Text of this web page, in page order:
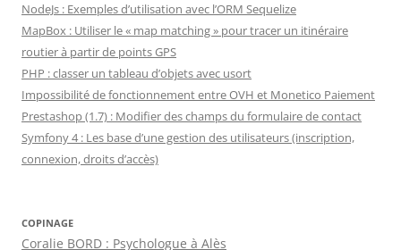
NodeJs : Exemples d’utilisation avec l’ORM Sequelize
MapBox : Utiliser le « map matching » pour tracer un itinéraire
routier à partir de points GPS
PHP : classer un tableau d’objets avec usort
Impossibilité de fonctionnement entre OVH et Monetico Paiement
Prestashop (1.7) : Modifier des champs du formulaire de contact
Symfony 4 : Les base d’une gestion des utilisateurs (inscription,
connexion, droits d’accès)
COPINAGE
Coralie BORD : Psychologue à Alès